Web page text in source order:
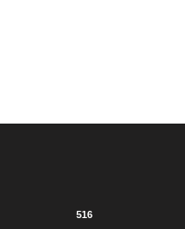
516